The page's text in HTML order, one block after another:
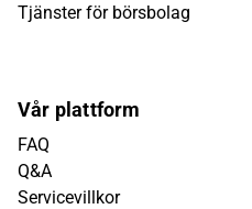
Tjänster för börsbolag
Vår plattform
FAQ
Q&A
Servicevillkor